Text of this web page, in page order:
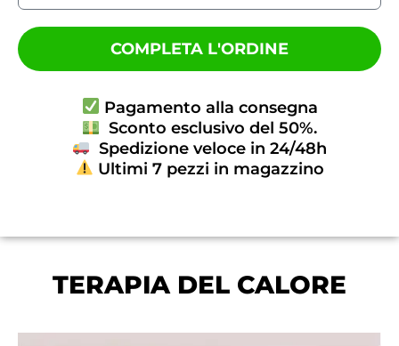
COMPLETA L'ORDINE
Pagamento alla consegna
Sconto esclusivo del 50%.
Spedizione veloce in 24/48h
Ultimi 7 pezzi in magazzino
TERAPIA DEL CALORE